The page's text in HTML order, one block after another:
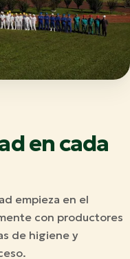
en cada
empieza en el
con productores
de higiene y